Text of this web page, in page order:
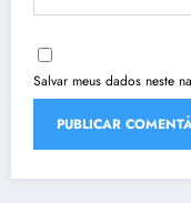
Salvar meus dados neste